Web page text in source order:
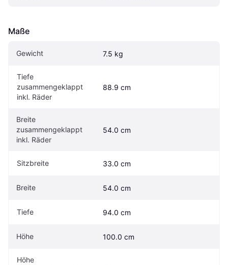
Maße
Gewicht 7.5 kg
Tiefe
zusammengeklappt
inkl. Räder
88.9 cm
Breite
zusammengeklappt
inkl. Räder
54.0 cm
Sitzbreite 33.0 cm
Breite 54.0 cm
Tiefe 94.0 cm
Höhe 100.0 cm
Höhe